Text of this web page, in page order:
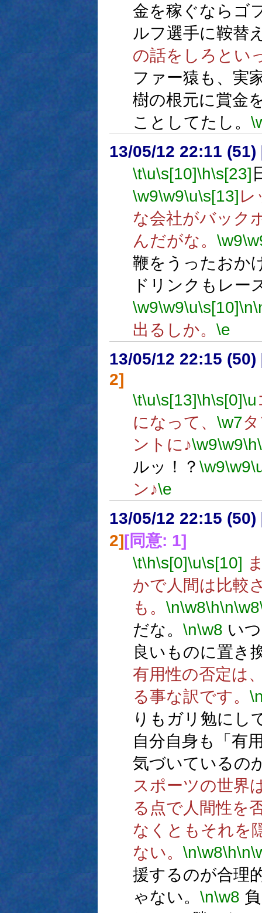
金を稼ぐならゴ
ルフ選手に鞍替
の話をしろとい
ファー猿も、実
樹の根元に賞金
ことしてたし。
13/05/12 22:11 (51)
\t\u\s[10]\h\s[23]
\w9\w9\u\s[13]レ
な会社がバック
んだがな。 \w9
鞭をうったおか
ドリンクもレー
\w9\w9\u\s[10]\n
出るしか。 \e
13/05/12 22:15 (50)
2]
\t\u\s[13]\h\s[0]\u
になって、 \w7
ントに♪\w9\w9\h
ルッ！？ \w9\w9
ン♪\e
13/05/12 22:15 (50)
2][同意: 1]
\t\h\s[0]\u\s[10]
かで人間は比較
も。 \n\w8\h\n\w8
だな。 \n\w8 い
良いものに置き
有用性の否定は
る事な訳です。
りもガリ勉にし
自分自身も「有
気づいているの
スポーツの世界
る点で人間性を
なくともそれを
ない。 \n\w8\h\n
援するのが合理
ゃない。 \n\w8